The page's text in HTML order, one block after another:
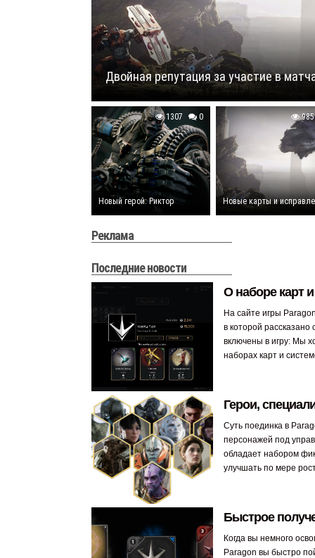
Двойная репутация за участие в
Новый герой: Риктор
1307 0
Новые карты и
985
Реклама
Последние новости
О наборе карт
На сайте игры
в которой рассказано
включены в игру: Мы
наборах карт и
Герои,
Суть поединка в
персонажей под
обладает набором
улучшать по мере
Быстрое
Когда вы немного
Paragon вы быстро